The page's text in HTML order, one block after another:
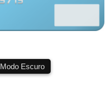
Modo Escuro